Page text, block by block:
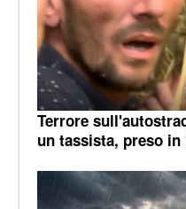
Terrore
un tassista, preso in